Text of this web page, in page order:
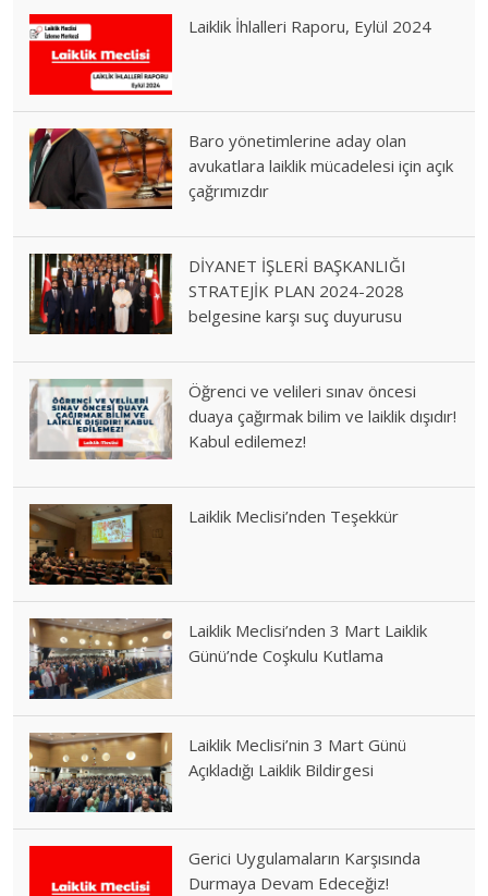
Laiklik İhlalleri Raporu, Eylül 2024
Baro yönetimlerine aday olan
avukatlara laiklik mücadelesi için açık
çağrımızdır
DİYANET İŞLERİ BAŞKANLIĞI
STRATEJİK PLAN 2024-2028
belgesine karşı suç duyurusu
Öğrenci ve velileri sınav öncesi
duaya çağırmak bilim ve laiklik dışıdır!
Kabul edilemez!
Laiklik Meclisi’nden Teşekkür
Laiklik Meclisi’nden 3 Mart Laiklik
Günü’nde Coşkulu Kutlama
Laiklik Meclisi’nin 3 Mart Günü
Açıkladığı Laiklik Bildirgesi
Gerici Uygulamaların Karşısında
Durmaya Devam Edeceğiz!